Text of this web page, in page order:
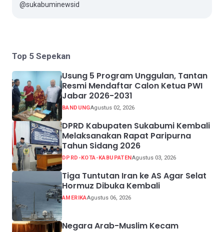
@sukabuminewsid
Top 5 Sepekan
Usung 5 Program Unggulan, Tantan
Resmi Mendaftar Calon Ketua PWI
Jabar 2026-2031
BANDUNGAgustus 02, 2026
DPRD Kabupaten Sukabumi Kembali
Melaksanakan Rapat Paripurna
Tahun Sidang 2026
DPRD-KOTA-KABUPATENAgustus 03, 2026
Tiga Tuntutan Iran ke AS Agar Selat
Hormuz Dibuka Kembali
AMERIKAAgustus 06, 2026
Negara Arab-Muslim Kecam